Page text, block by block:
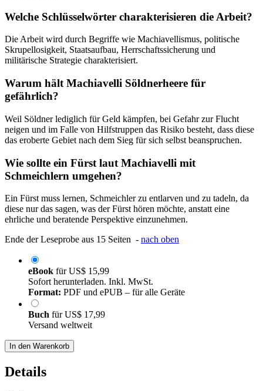
Welche Schlüsselwörter charakterisieren die Arbeit?
Die Arbeit wird durch Begriffe wie Machiavellismus, politische
Skrupellosigkeit, Staatsaufbau, Herrschaftssicherung und
militärische Strategie charakterisiert.
Warum hält Machiavelli Söldnerheere für
gefährlich?
Weil Söldner lediglich für Geld kämpfen, bei Gefahr zur Flucht
neigen und im Falle von Hilfstruppen das Risiko besteht, dass diese
das eroberte Gebiet nach dem Sieg für sich selbst beanspruchen.
Wie sollte ein Fürst laut Machiavelli mit
Schmeichlern umgehen?
Ein Fürst muss lernen, Schmeichler zu entlarven und zu tadeln, da
diese nur das sagen, was der Fürst hören möchte, anstatt eine
ehrliche und beratende Perspektive einzunehmen.
Ende der Leseprobe aus 15 Seiten - nach oben
eBook fürUS$ 15,99
Sofort herunterladen. Inkl. MwSt.
Format: PDF und ePUB – für alle Geräte
Buch fürUS$ 17,99
Versand weltweit
In den Warenkorb
Details